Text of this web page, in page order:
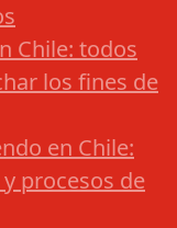
Chile: todos
los fines de
en Chile:
procesos de